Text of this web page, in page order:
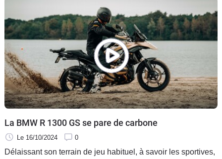
La BMW R 1300 GS se pare de carbone
Le 16/10/2024 0
Délaissant son terrain de jeu habituel, à savoir les sportives,